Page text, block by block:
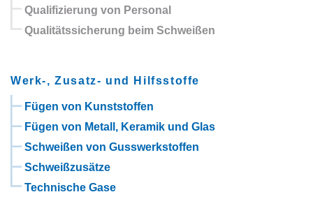
Qualifizierung von Personal
Qualitätssicherung beim Schweißen
Werk-, Zusatz- und Hilfsstoffe
Fügen von Kunststoffen
Fügen von Metall, Keramik und Glas
Schweißen von Gusswerkstoffen
Schweißzusätze
Technische Gase